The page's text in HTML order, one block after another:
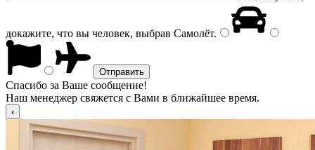
докажите, что вы человек, выбрав Самолёт.
Спасибо за Ваше сообщение!
Наш менеджер свяжется с Вами в ближайшее время.